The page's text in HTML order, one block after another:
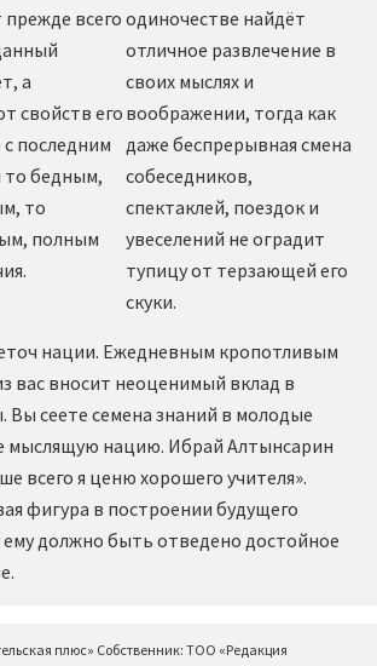
прежде всего
а
свойств его
с последним
то бедным,
то
полным
одиночестве найдёт
отличное развлечение в
своих мыслях и
воображении, тогда как
даже беспрерывная смена
собеседников,
спектаклей, поездок и
увеселений не оградит
тупицу от терзающей его
скуки.
нации. Ежедневным кропотливым
вас вносит неоценимый вклад в
Вы сеете семена знаний в молодые
мыслящую нацию. Ибрай Алтынсарин
всего я ценю хорошего учителя».
фигура в построении будущего
должно быть отведено достойное
плюс» Собственник: ТОО «Редакция